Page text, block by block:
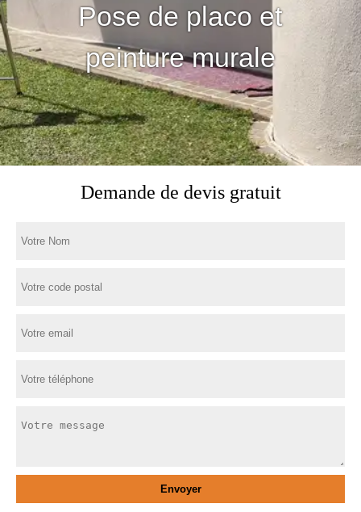
Pose de placo et
peinture murale
Demande de devis gratuit